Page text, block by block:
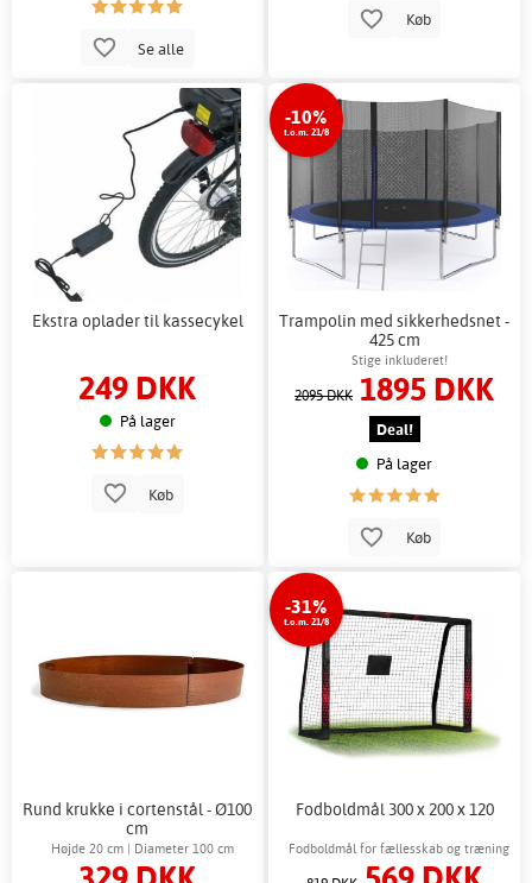
Se alle
Køb
Ekstra oplader til kassecykel
249 DKK
På lager
Køb
-10%
t.o.m. 21/8
Trampolin med sikkerhedsnet -
425 cm
Stige inkluderet!
2095 DKK 1895 DKK
Deal!
På lager
Køb
Rund krukke i cortenstål - Ø100
cm
Højde 20 cm | Diameter 100 cm
-31%
t.o.m. 21/8
Fodboldmål 300 x 200 x 120
Fodboldmål for fællesskab og træning